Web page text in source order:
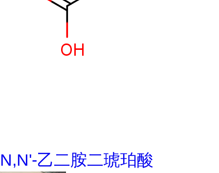
N,N'-乙二胺二琥珀酸